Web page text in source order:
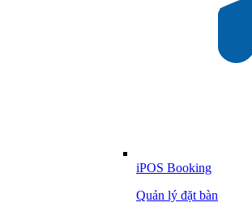
iPOS Booking
Quản lý đặt bàn